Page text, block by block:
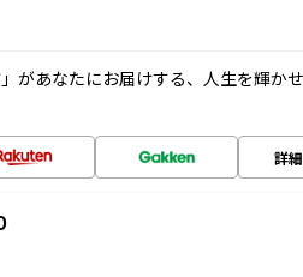
があなたにお届けする、人生を輝か
詳